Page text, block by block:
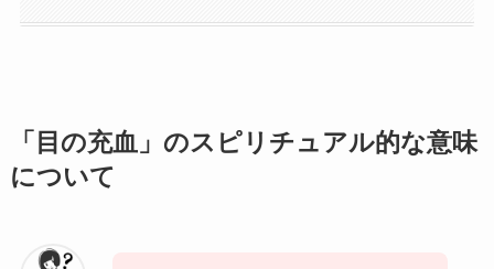
「目の充血」のスピリチュアル的な意味
について